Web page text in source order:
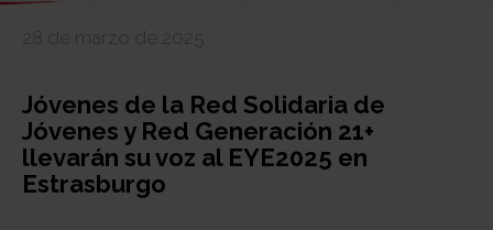
CONTACTO
28 de marzo de 2025
Jóvenes de la Red Solidaria de
Jóvenes y Red Generación 21+
llevarán su voz al EYE2025 en
Estrasburgo